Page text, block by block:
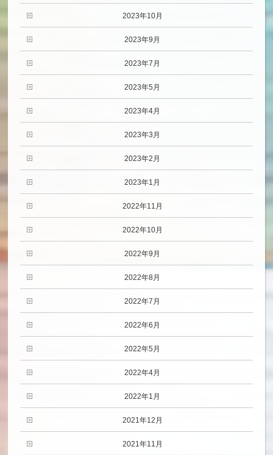
2023年10月
2023年9月
2023年7月
2023年5月
2023年4月
2023年3月
2023年2月
2023年1月
2022年11月
2022年10月
2022年9月
2022年8月
2022年7月
2022年6月
2022年5月
2022年4月
2022年1月
2021年12月
2021年11月